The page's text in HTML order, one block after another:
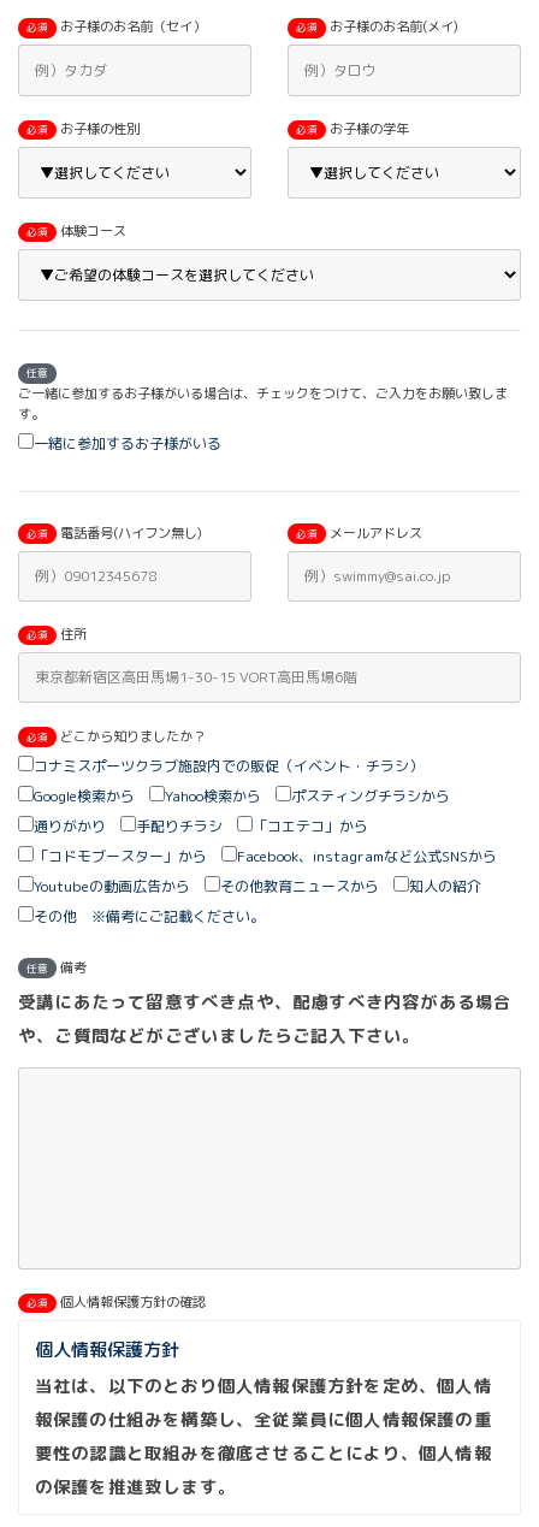
必須 お子様のお名前（セイ） 必須 お子様のお名前(メイ)
必須 お子様の性別 必須 お子様の学年
必須 体験コース
任意
ご一緒に参加するお子様がいる場合は、チェックをつけて、ご入力をお願い致しま
す。
一緒に参加するお子様がいる
必須 電話番号(ハイフン無し) 必須 メールアドレス
必須 住所
必須 どこから知りましたか？
コナミスポーツクラブ施設内での販促（イベント・チラシ）
Google検索から
Yahoo検索から
ポスティングチラシから
通りがかり
手配りチラシ
「コエテコ」から
「コドモブースター」から
Facebook、instagramなど公式SNSから
Youtubeの動画広告から
その他教育ニュースから
知人の紹介
その他 ※備考にご記載ください。
任意 備考
受講にあたって留意すべき点や、配慮すべき内容がある場合
や、ご質問などがございましたらご記入下さい。
必須 個人情報保護方針の確認
個人情報保護方針
当社は、以下のとおり個人情報保護方針を定め、個人情
報保護の仕組みを構築し、全従業員に個人情報保護の重
要性の認識と取組みを徹底させることにより、個人情報
の保護を推進致します。